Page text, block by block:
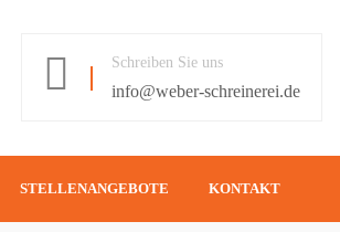
Schreiben Sie uns
info@weber-schreinerei.de
STELLENANGEBOTE KONTAKT